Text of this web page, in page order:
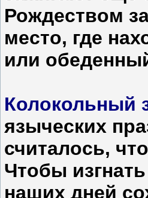
Рождеством
место, где
или
Колокольный
языческих
считалось,
Чтобы
наших дней